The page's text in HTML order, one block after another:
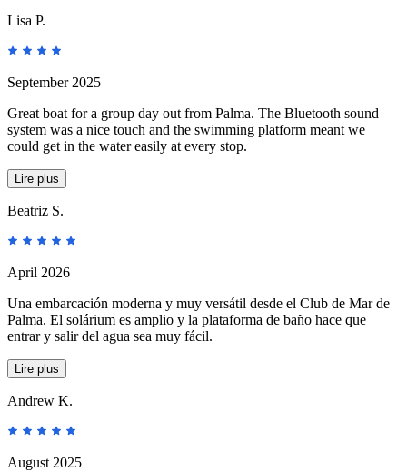
Lisa P.
September 2025
Great boat for a group day out from Palma. The Bluetooth sound
system was a nice touch and the swimming platform meant we
could get in the water easily at every stop.
Lire plus
Beatriz S.
April 2026
Una embarcación moderna y muy versátil desde el Club de Mar de
Palma. El solárium es amplio y la plataforma de baño hace que
entrar y salir del agua sea muy fácil.
Lire plus
Andrew K.
August 2025